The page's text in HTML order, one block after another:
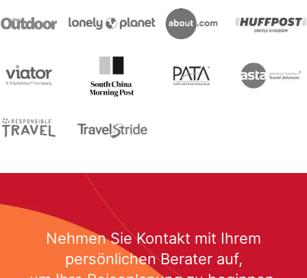
Nehmen Sie Kontakt mit Ihrem
persönlichen Berater auf,